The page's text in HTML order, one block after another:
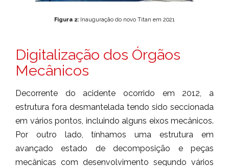
Figura 2: Inauguração do novo Titan em 2021
Digitalização dos Órgãos
Mecânicos
Decorrente do acidente ocorrido em 2012, a
estrutura fora desmantelada tendo sido seccionada
em vários pontos, incluindo alguns eixos mecânicos.
Por outro lado, tínhamos uma estrutura em
avançado estado de decomposição e peças
mecânicas com desenvolvimento segundo vários